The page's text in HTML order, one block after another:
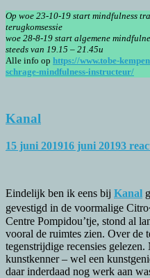
Op woe 23-10-19 start mindfulness
terugkomsessie
woe 28-8-19 start algemene
steeds van 19.15 – 21.45u
Alle info op https://www.tobe-
schrage-mindfulness-instructeur/
Kanal
15 juni 201916 juni 20193
Eindelijk ben ik eens bij Kanal
gevestigd in de voormalige
Centre Pompidou’tje, stond al
vooral de ruimtes zien. Over de
tegenstrijdige recensies
kunstkenner – wel een
daar inderdaad nog werk aan